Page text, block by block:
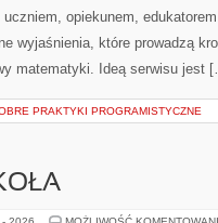
opiekunem,
wyjaśnienia, które prowadzą
matematyki. Ideą serwisu jest
PRAKTYKI PROGRAMISTYCZNE